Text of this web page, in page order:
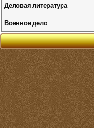
Деловая литература
Военное дело